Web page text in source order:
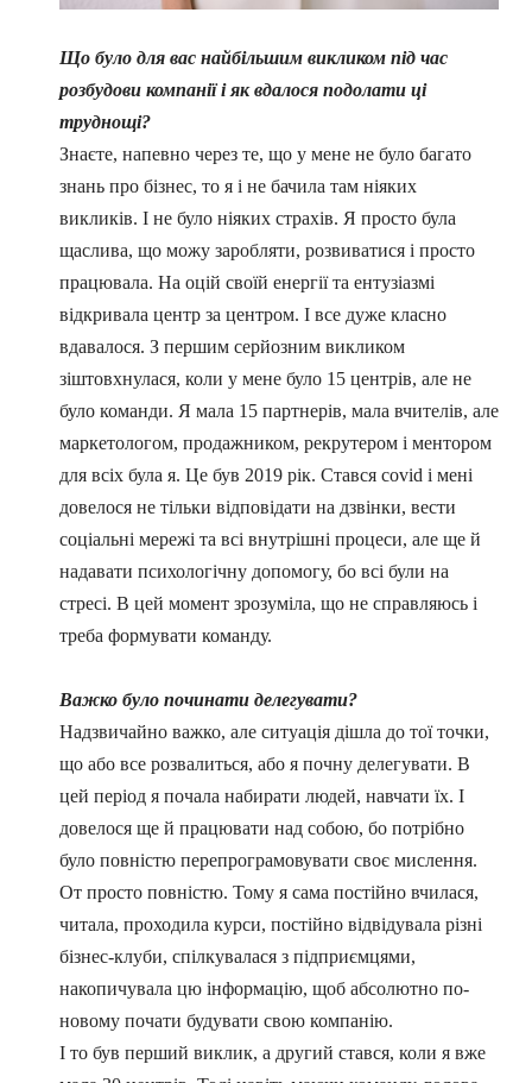
Що було для вас найбільшим викликом під час
розбудови компанії і як вдалося подолати ці
труднощі?
Знаєте, напевно через те, що у мене не було багато
знань про бізнес, то я і не бачила там ніяких
викликів. І не було ніяких страхів. Я просто була
щаслива, що можу заробляти, розвиватися і просто
працювала. На оцій своїй енергії та ентузіазмі
відкривала центр за центром. І все дуже класно
вдавалося. З першим серйозним викликом
зіштовхнулася, коли у мене було 15 центрів, але не
було команди. Я мала 15 партнерів, мала вчителів, але
маркетологом, продажником, рекрутером і ментором
для всіх була я. Це був 2019 рік. Стався covid і мені
довелося не тільки відповідати на дзвінки, вести
соціальні мережі та всі внутрішні процеси, але ще й
надавати психологічну допомогу, бо всі були на
стресі. В цей момент зрозуміла, що не справляюсь і
треба формувати команду.
Важко було починати делегувати?
Надзвичайно важко, але ситуація дішла до тої точки,
що або все розвалиться, або я почну делегувати. В
цей період я почала набирати людей, навчати їх. І
довелося ще й працювати над собою, бо потрібно
було повністю перепрограмовувати своє мислення.
От просто повністю. Тому я сама постійно вчилася,
читала, проходила курси, постійно відвідувала різні
бізнес-клуби, спілкувалася з підприємцями,
накопичувала цю інформацію, щоб абсолютно по-
новому почати будувати свою компанію.
І то був перший виклик, а другий стався, коли я вже